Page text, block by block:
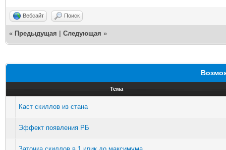
getEffected())
// if there is no
return
<set
/>
<for>
<effect
time="20" val="0" />
</for>
Вебсайт Поиск
« Предыдущая Следующая »
Тема
Каст скиллов из стана
Эффект появления РБ